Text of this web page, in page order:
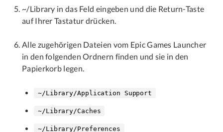
~/Library in das Feld eingeben und die Return-Taste
auf Ihrer Tastatur drücken.
Alle zugehörigen Dateien vom Epic Games Launcher
in den folgenden Ordnern finden und sie in den
Papierkorb legen.
~/Library/Application Support
~/Library/Caches
~/Library/Preferences